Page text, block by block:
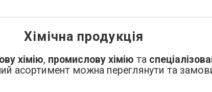
Хімічна продукція
хімію, промислову хімію та
асортимент можна переглянути та